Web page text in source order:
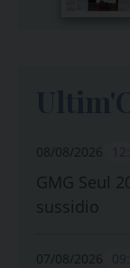
08/08/2026
GMG Seul
sussidio
07/08/2026